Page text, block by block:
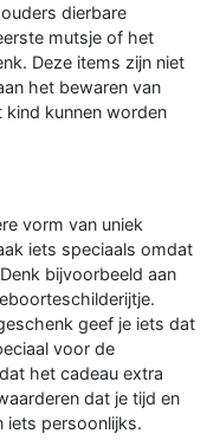
dierbare
mutsje of het
Deze items zijn niet
het bewaren van
kind kunnen worden
vorm van uniek
iets speciaals omdat
bijvoorbeeld aan
geef je iets dat
voor de
het cadeau extra
dat je tijd en
iets persoonlijks.